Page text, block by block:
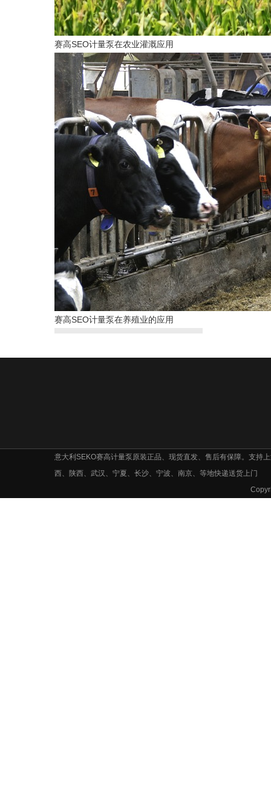
赛高SEO计量泵在农业灌溉应用
赛高SEO计量泵在养殖业的应用
意大利SEKO赛高计量泵原装正品、现货直发、售后有保障。支持
西、陕西、武汉、宁夏、长沙、宁波、南京、等地快递送货上门